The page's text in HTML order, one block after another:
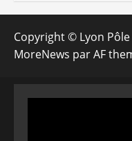
Copyright © Lyon
MoreNews par AF